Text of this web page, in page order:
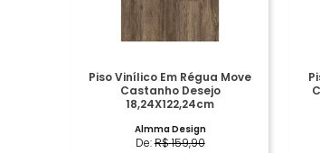
COMPRAR
Piso Vinílico Em Régua Move
Castanho Desejo
18,24X122,24cm
Almma Design
De:R$159,90